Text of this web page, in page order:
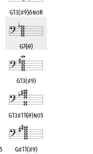
G13(♯9)♭5noR
G7(♭9)
G13(♯9)
G13♯11(♭9)no5
G♯11(♯9)